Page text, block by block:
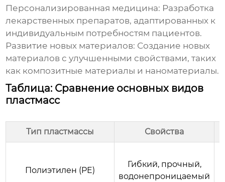
Персонализированная медицина: Разработка
лекарственных препаратов, адаптированных к
индивидуальным потребностям пациентов.
Развитие новых материалов: Создание новых
материалов с улучшенными свойствами, таких
как композитные материалы и наноматериалы.
Таблица: Сравнение основных видов
пластмасс
Тип пластмассы Свойства
Полиэтилен (PE)
Гибкий, прочный,
водонепроницаемый